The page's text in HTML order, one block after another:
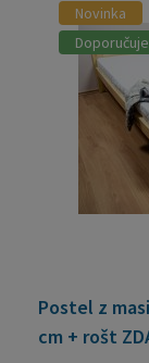
Novinka
Postel z
cm + rošt